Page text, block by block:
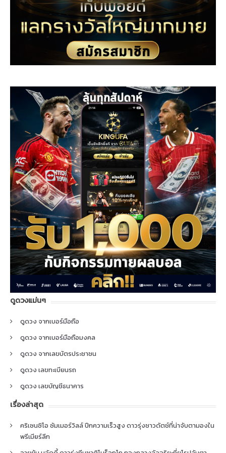
ดูดวงแม่นๆ
ดูดวง จากเบอร์มือถือ
ดูดวง จากเบอร์มือถือมงคล
ดูดวง จากเลขบัตรประชาชน
ดูดวง เลขทะเบียนรถ
ดูดวง เลขบัญชีธนาคาร
เรื่องล่าสุด
คริเซนซิโอ ซัมเมอร์วิลล์ ปีกความเร็วสูง ดาวรุ่งชาวดัตช์ที่น่าจับตามองใน
พรีเมียร์ลีก